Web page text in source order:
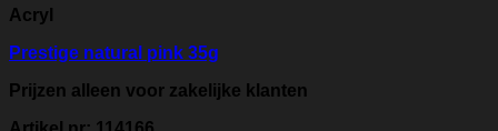
Acryl
Prestige natural pink 35g
Prijzen alleen voor zakelijke klanten